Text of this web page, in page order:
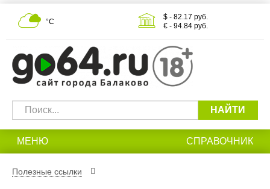
°С
$ - 82.17 руб.
€ - 94.84 руб.
НАЙТИ
МЕНЮ СПРАВОЧНИК
Полезные ссылки